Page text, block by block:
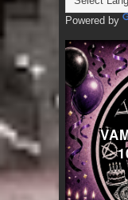
Powered by